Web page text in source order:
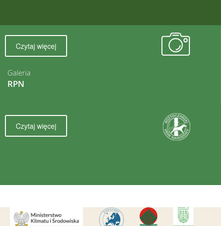
Galeria
RPN
Czytaj więcej
Czytaj więcej